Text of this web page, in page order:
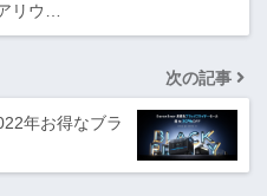
リウ…
次の記事
年お得なブラ